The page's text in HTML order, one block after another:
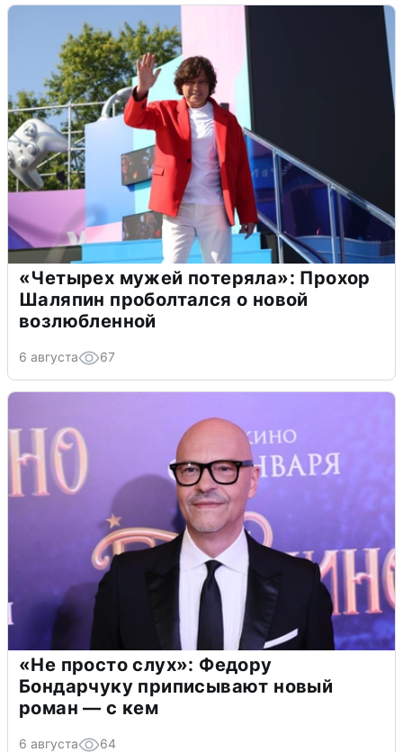
«Четырех мужей потеряла»: Прохор
Шаляпин проболтался о новой
возлюбленной
6 августа 67
«Не просто слух»: Федору
Бондарчуку приписывают новый
роман — с кем
6 августа 64